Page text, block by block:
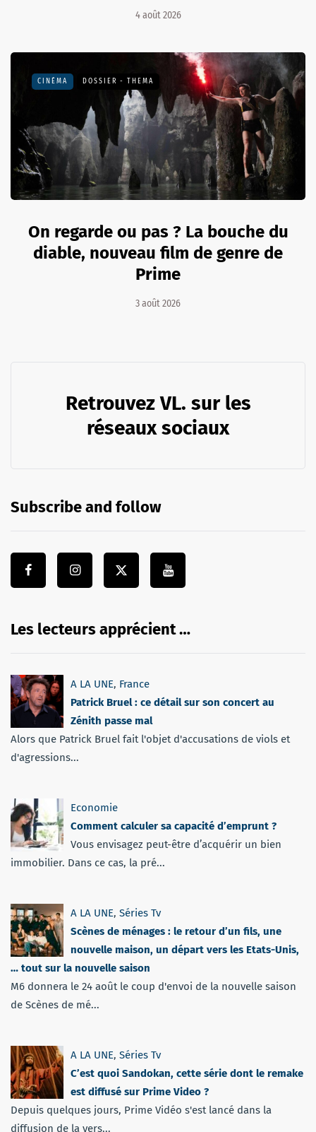
4 août 2026
CINÉMA DOSSIER - THEMA
On regarde ou pas ? La bouche du
diable, nouveau film de genre de
Prime
3 août 2026
Retrouvez VL. sur les
réseaux sociaux
Subscribe and follow
Les lecteurs apprécient …
A LA UNE, France
Patrick Bruel : ce détail sur son concert au
Zénith passe mal
Alors que Patrick Bruel fait l'objet d'accusations de viols et
d'agressions...
Economie
Comment calculer sa capacité d’emprunt ?
Vous envisagez peut-être d’acquérir un bien
immobilier. Dans ce cas, la pré...
A LA UNE, Séries Tv
Scènes de ménages : le retour d’un fils, une
nouvelle maison, un départ vers les Etats-Unis,
… tout sur la nouvelle saison
M6 donnera le 24 août le coup d'envoi de la nouvelle saison
de Scènes de mé...
A LA UNE, Séries Tv
C’est quoi Sandokan, cette série dont le remake
est diffusé sur Prime Video ?
Depuis quelques jours, Prime Vidéo s'est lancé dans la
diffusion de la vers...